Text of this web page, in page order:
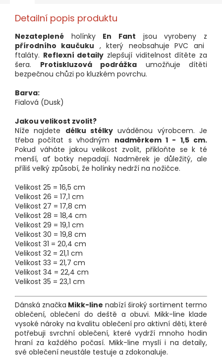
Detailní popis produktu
Nezateplené holínky En Fant jsou vyrobeny z
přírodního kaučuku , který neobsahuje PVC ani
ftaláty. Reflexní detaily zlepšují viditelnost dítěte za
šera. Protiskluzová podrážka umožňuje dítěti
bezpečnou chůzi po kluzkém povrchu.
Barva:
Fialová (Dusk)
Jakou velikost zvolit?
Níže najdete délku stélky uváděnou výrobcem. Je
třeba počítat s vhodným nadměrkem 1 - 1,5 cm.
Pokud váháte jakou velikost zvolit, přikloňte se k té
menší, ať botky nepadají. Nadměrek je důležitý, ale
příliš velký způsobí, že holínky nedrží na nožičce.
Velikost 25 = 16,5 cm
Velikost 26 = 17,1 cm
Velikost 27 = 17,8 cm
Velikost 28 = 18,4 cm
Velikost 29 = 19,1 cm
Velikost 30 = 19,8 cm
Velikost 31 = 20,4 cm
Velikost 32 = 21,1 cm
Velikost 33 = 21,7 cm
Velikost 34 = 22,4 cm
Velikost 35 = 23,1 cm
Dánská značka Mikk-line nabízí široký sortiment termo
oblečení, oblečení do deště a obuvi. Mikk-line klade
vysoké nároky na kvalitu oblečení pro aktivní děti, které
potřebuji svrchní oblečení, které vydrží mnoho hodin
hraní za každého počasí. Mikk-line myslí i na detaily,
své oblečení neustále testuje a zdokonaluje.